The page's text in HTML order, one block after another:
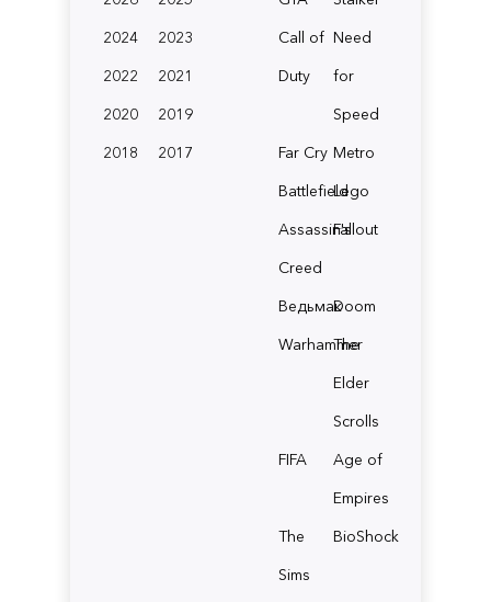
2024
2023
2022
2021
2020
2019
2018
2017
Call of
Duty
Need
for
Speed
Far Cry Metro
BattlefieldLego
Assassin's
Creed
Fallout
ВедьмакDoom
Warhammer
The
Elder
Scrolls
FIFA
Age of
Empires
The
Sims
BioShock